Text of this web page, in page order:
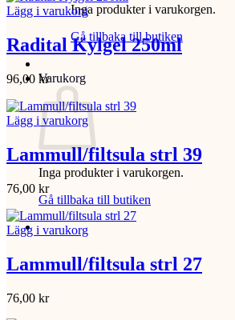
Inga produkter i varukorgen.
Gå tillbaka till butiken
Varukorg
Inga produkter i varukorgen.
Gå tillbaka till butiken
Lägg i varukorg
Radital Kylgel 250ml
96,00 kr
Lägg i varukorg
Lammull/filtsula strl 39
76,00 kr
Lägg i varukorg
Lammull/filtsula strl 27
76,00 kr